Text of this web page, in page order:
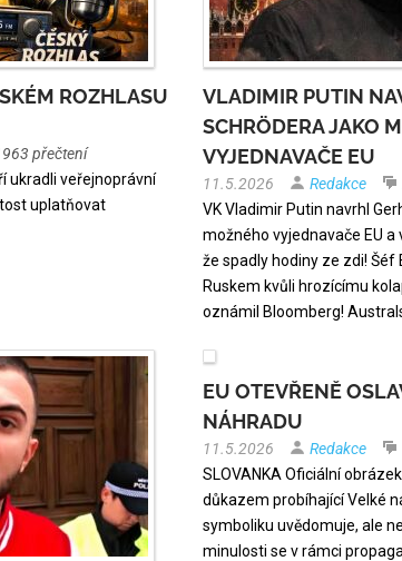
ROZHLASU
přečtení
ukradli veřejnoprávní
uplatňovat
VLADIMIR PUTIN
SCHRÖDERA JAKO
VYJEDNAVAČE EU
11.5.2026 Redakce
VK Vladimir Putin navrhl
možného vyjednavače EU
že spadly hodiny ze zdi! Šéf
Ruskem kvůli hrozícímu
oznámil Bloomberg!
EU OTEVŘENĚ
NÁHRADU
11.5.2026 Redakce
SLOVANKA Oficiální
důkazem probíhající Velké
symboliku uvědomuje, ale
minulosti se v rámci